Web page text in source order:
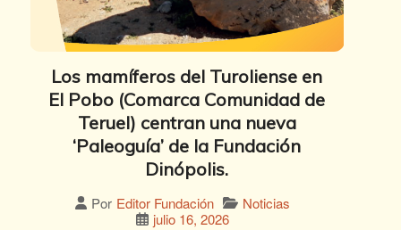
Los mamíferos del Turoliense en
El Pobo (Comarca Comunidad de
Teruel) centran una nueva
‘Paleoguía’ de la Fundación
Dinópolis.
Por Editor Fundación
Noticias
julio 16, 2026